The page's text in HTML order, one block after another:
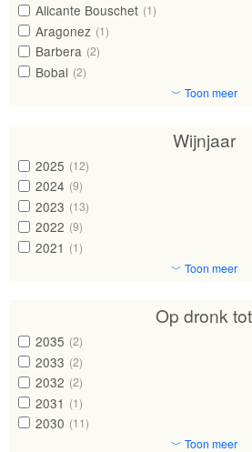
Alicante Bouschet (1)
Aragonez (1)
Barbera (2)
Bobal (2)
﹀ Toon meer
Wijnjaar
2025 (12)
2024 (9)
2023 (13)
2022 (9)
2021 (1)
﹀ Toon meer
Op dronk tot
2035 (2)
2033 (2)
2032 (2)
2031 (1)
2030 (11)
﹀ Toon meer